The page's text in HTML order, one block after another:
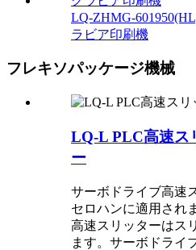
LQ-ZHMG-
ラビア印刷機
フレキソパッケージ機械
LQ-L PLC高速ス
ー
サーボドライブ高速
セロハンに適用され
高速スリッターはス
ます。サーボドライ